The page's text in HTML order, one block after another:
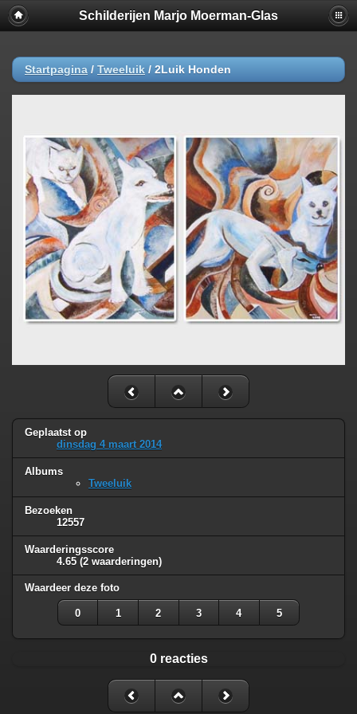
Schilderijen Marjo Moerman-Glas
Startpagina / Tweeluik / 2Luik Honden
Geplaatst op
dinsdag 4 maart 2014
Albums
Tweeluik
Bezoeken
12557
Waarderingsscore
4.65 (2 waarderingen)
Waardeer deze foto
0 1 2 3 4 5
0 reacties